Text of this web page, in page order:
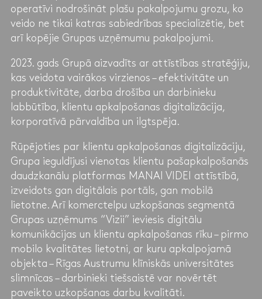
operatīvi nodrošināt plašu pakalpojumu grozu, ko
veido ne tikai katras sabiedrības specializētie, bet
arī kopējie Grupas uzņēmumu pakalpojumi.
2023. gads Grupā aizvadīts ar attīstības stratēģiju,
kas veidota vairākos virzienos – efektivitāte un
produktivitāte, darba drošība un darbinieku
labbūtība, klientu apkalpošanas digitalizācija,
korporatīvā pārvaldība un ilgtspēja.
Rūpējoties par klientu apkalpošanas digitalizāciju,
Grupa ieguldījusi vienotas klientu pašapkalpošanās
daudzkanālu platformas MANAI VIDEI attīstībā,
izveidots gan digitālais portāls, gan mobilā
lietotne. Arī komerctelpu uzkopšanas segmentā
Grupas uzņēmums “Vizii” ieviesis digitālu
komunikācijas un klientu apkalpošanas rīku – pirmo
mobilo kvalitātes lietotni, ar kuru apkalpojamā
objekta – Rīgas Austrumu klīniskās universitātes
slimnīcas ­– darbinieki tiešsaistē var novērtēt
paveikto uzkopšanas darbu kvalitāti.